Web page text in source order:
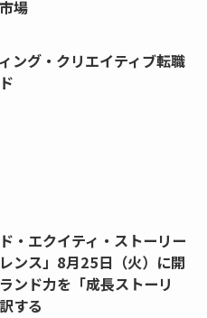
場
ング・クリエイティブ転職
ド・エクイティ・ストーリー
ンス」8月25日（火）に開
ンド力を「成長ストーリ
する